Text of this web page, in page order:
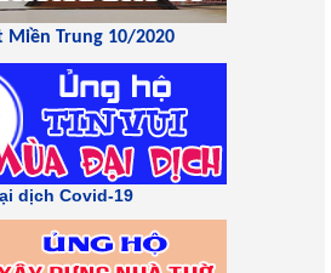
Miền Trung 10/2020
dịch Covid-19